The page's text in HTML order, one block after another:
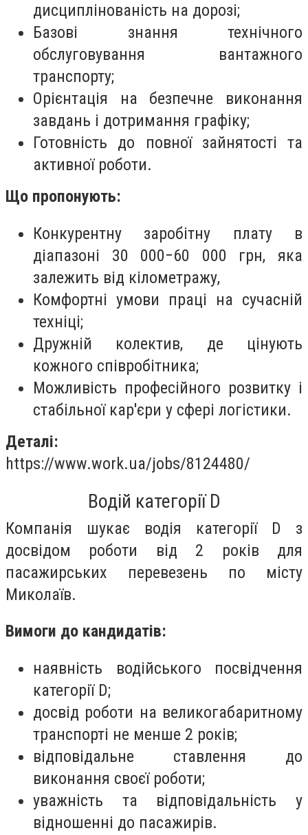
дисциплінованість на дорозі;
Базові знання технічного
обслуговування вантажного
транспорту;
Орієнтація на безпечне виконання
завдань і дотримання графіку;
Готовність до повної зайнятості та
активної роботи.
Що пропонують:
Конкурентну заробітну плату в
діапазоні 30 000−60 000 грн, яка
залежить від кілометражу,
Комфортні умови праці на сучасній
техніці;
Дружній колектив, де цінують
кожного співробітника;
Можливість професійного розвитку і
стабільної кар'єри у сфері логістики.
Деталі:
https://www.work.ua/jobs/8124480/
Водій категорії D
Компанія шукає водія категорії D з
досвідом роботи від 2 років для
пасажирських перевезень по місту
Миколаїв.
Вимоги до кандидатів:
наявність водійського посвідчення
категорії D;
досвід роботи на великогабаритному
транспорті не менше 2 років;
відповідальне ставлення до
виконання своєї роботи;
уважність та відповідальність у
відношенні до пасажирів.